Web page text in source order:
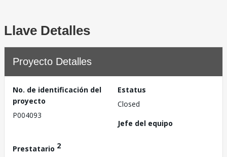
Llave Detalles
Proyecto Detalles
No. de identificación del
proyecto
P004093
Estatus
Closed
Jefe del equipo
Prestatario 2